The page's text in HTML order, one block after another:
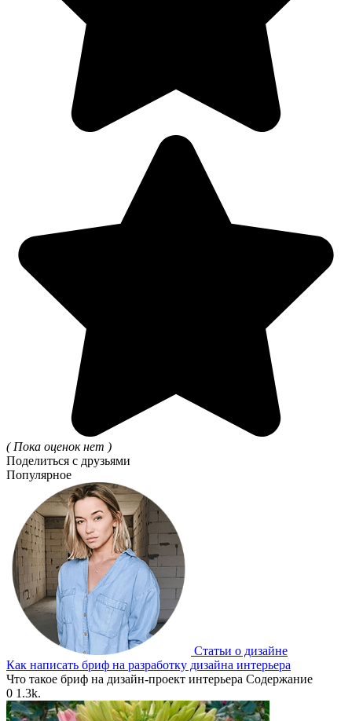
( Пока оценок нет )
Поделиться с друзьями
Популярное
Статьи о дизайне
Как написать бриф на разработку дизайна интерьера
Что такое бриф на дизайн-проект интерьера Содержание
0 1.3k.